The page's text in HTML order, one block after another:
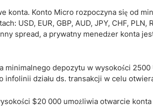
konta. Konto Micro rozpoczyna się od
USD, EUR, GBP, AUD, JPY, CHF,
spread, a prywatny menedżer konta
minimalnego depozytu w wysokości
infolinii działu ds. transakcji w celu
$20 000 umożliwia otwarcie